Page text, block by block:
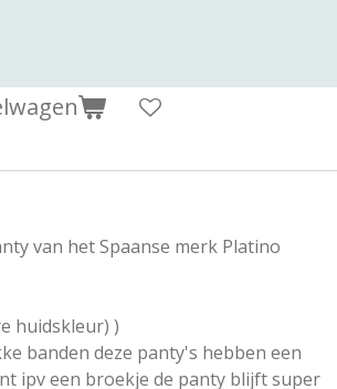
van het Spaanse merk Platino
huidskleur) )
banden deze panty's hebben een
ipv een broekje de panty blijft super